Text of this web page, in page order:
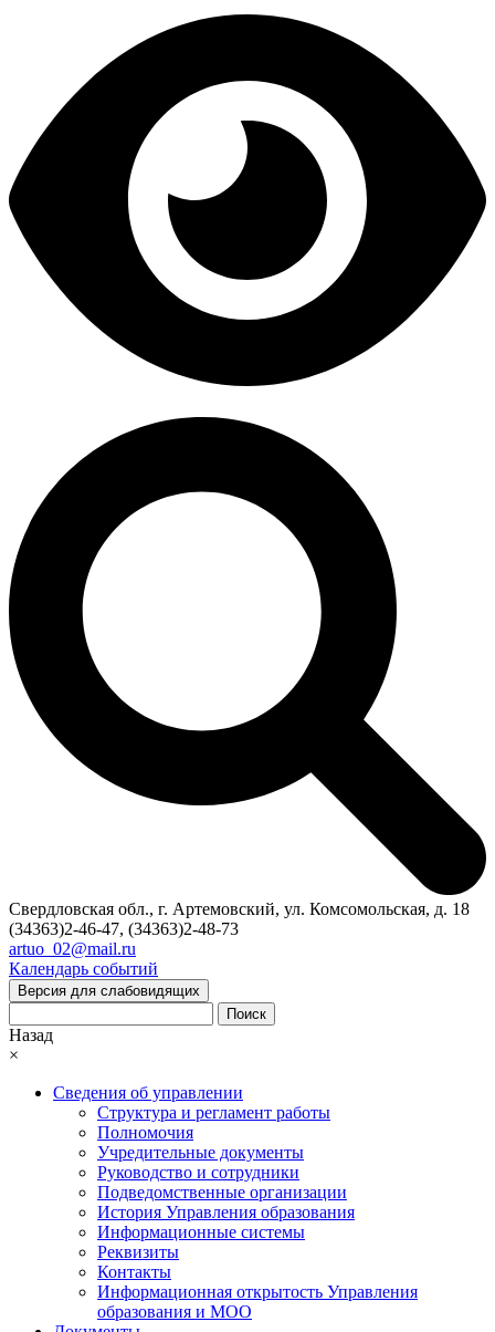
Свердловская обл., г. Артемовский, ул. Комсомольская, д. 18
(34363)2-46-47, (34363)2-48-73
artuo_02@mail.ru
Календарь событий
Версия для слабовидящих
Поиск
Назад
×
Сведения об управлении
Структура и регламент работы
Полномочия
Учредительные документы
Руководство и сотрудники
Подведомственные организации
История Управления образования
Информационные системы
Реквизиты
Контакты
Информационная открытость Управления
образования и МОО